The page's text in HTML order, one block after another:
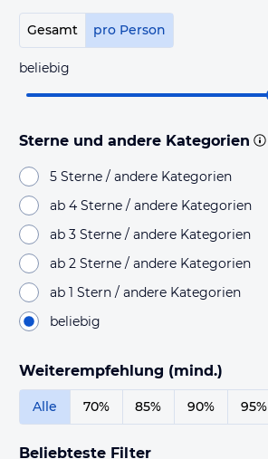
Gesamt pro Person
beliebig
Sterne und andere Kategorien
5 Sterne / andere Kategorien
ab 4 Sterne / andere Kategorien
ab 3 Sterne / andere Kategorien
ab 2 Sterne / andere Kategorien
ab 1 Stern / andere Kategorien
beliebig
Weiterempfehlung (mind.)
Alle 70% 85% 90% 95%
Beliebteste Filter